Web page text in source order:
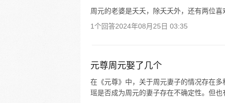
周元的老婆是夭夭，除夭夭外，还有两位
1个回答2024年08月25日 03:35
元尊周元娶了几个
在《元尊》中，关于周元妻子的情况存在
瑶是否成为周元的妻子存在不确定性。但也